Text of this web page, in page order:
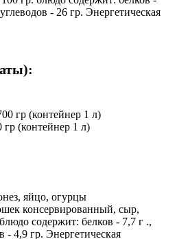
- 26 гр. Энергетическая
(контейнер 1 л)
яйцо, огурцы
консервированный, сыр,
содержит: белков - 7,7 г .,
- 4,9 гр. Энергетическая